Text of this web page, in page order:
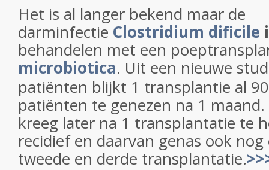
Het is al langer bekend maar de
darminfectie Clostridium dificile i
behandelen met een
microbiotica. Uit een nieuwe
patiënten blijkt 1 transplantie al
patiënten te genezen na 1
kreeg later na 1 transplantatie te
recidief en daarvan genas ook
tweede en derde transplantatie.